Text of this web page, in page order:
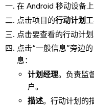
在 Android 移动设备
点击项目的行动计划 工
点击要查看的行动计划
点击“一般信息”旁边的
息：
计划经理。负责监
户。
描述。行动计划的